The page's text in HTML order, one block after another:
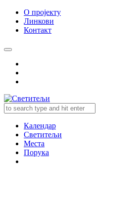
О пројекту
Линкови
Контакт
Календар
Светитељи
Места
Порука